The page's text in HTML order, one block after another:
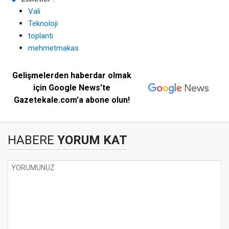
Vali
Teknoloji
toplantı
mehmetmakas
Gelişmelerden haberdar olmak
için Google News'te
Gazetekale.com'a abone olun!
HABERE YORUM KAT